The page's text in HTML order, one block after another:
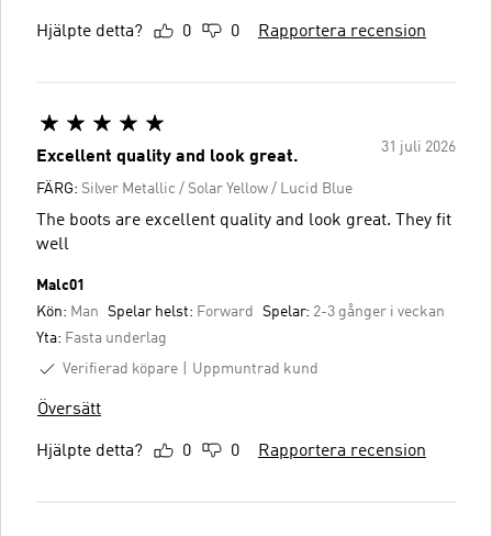
Hjälpte detta? 0 0 Rapportera recension
31 juli 2026
Excellent quality and look great.
FÄRG: Silver Metallic / Solar Yellow / Lucid Blue
The boots are excellent quality and look great. They fit
well
Malc01
Kön: Man Spelar helst: Forward Spelar: 2-3 gånger i veckan
Yta: Fasta underlag
Verifierad köpare
Uppmuntrad kund
Översätt
Hjälpte detta? 0 0 Rapportera recension